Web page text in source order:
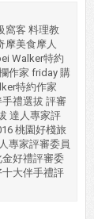
窩客 料理教
摩美食摩人
Walker特約
作家 friday 購
特約作家
禮選拔 評審
達人專家評
桃園好棧旅
專家評審委員
好禮評審委
十大伴手禮評